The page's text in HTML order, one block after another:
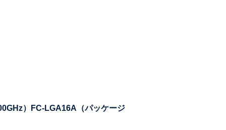
）FC-LGA16A（パッケージ